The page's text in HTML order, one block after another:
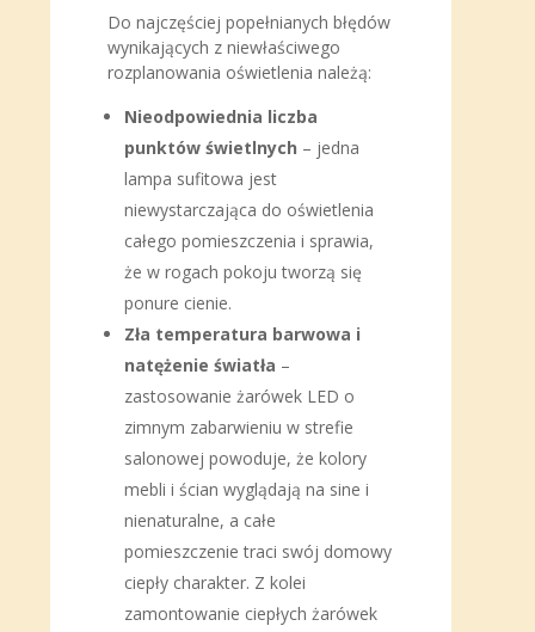
Do najczęściej popełnianych błędów
wynikających z niewłaściwego
rozplanowania oświetlenia należą:
Nieodpowiednia liczba
punktów świetlnych – jedna
lampa sufitowa jest
niewystarczająca do oświetlenia
całego pomieszczenia i sprawia,
że w rogach pokoju tworzą się
ponure cienie.
Zła temperatura barwowa i
natężenie światła –
zastosowanie żarówek LED o
zimnym zabarwieniu w strefie
salonowej powoduje, że kolory
mebli i ścian wyglądają na sine i
nienaturalne, a całe
pomieszczenie traci swój domowy
ciepły charakter. Z kolei
zamontowanie ciepłych żarówek